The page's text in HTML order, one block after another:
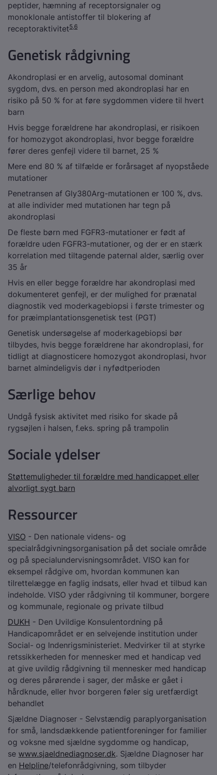
peptider, hæmning af receptorsignaler og
monoklonale antistoffer til blokering af
receptoraktivitet5,6
Genetisk rådgivning
Akondroplasi er en arvelig, autosomal dominant
sygdom, dvs. en person med akondroplasi har en
risiko på 50 % for at føre sygdommen videre til hvert
barn
Hvis begge forældrene har akondroplasi, er risikoen
for homozygot akondroplasi, hvor begge forældre
fører deres genfejl videre til barnet, 25 %
Mere end 80 % af tilfælde er forårsaget af nyopståede
mutationer
Penetransen af Gly380Arg-mutationen er 100 %, dvs.
at alle individer med mutationen har tegn på
akondroplasi
De fleste børn med FGFR3-mutationer er født af
forældre uden FGFR3-mutationer, og der er en stærk
korrelation med tiltagende paternal alder, særlig over
35 år
Hvis en eller begge forældre har akondroplasi med
dokumenteret genfejl, er der mulighed for prænatal
diagnostik ved moderkagebiopsi i første trimester og
for præimplantationsgenetisk test (PGT)
Genetisk undersøgelse af moderkagebiopsi bør
tilbydes, hvis begge forældrene har akondroplasi, for
tidligt at diagnosticere homozygot akondroplasi, hvor
barnet almindeligvis dør i nyfødtperioden
Særlige behov
Undgå fysisk aktivitet med risiko for skade på
rygsøjlen i halsen, f.eks. spring på trampolin
Sociale ydelser
Støttemuligheder til forældre med handicappet eller
alvorligt sygt barn
Ressourcer
VISO - Den nationale videns- og
specialrådgivningsorganisation på det sociale område
og på specialundervisningsområdet. VISO kan for
eksempel rådgive om, hvordan kommunen kan
tilrettelægge en faglig indsats, eller hvad et tilbud kan
indeholde. VISO yder rådgivning til kommuner, borgere
og kommunale, regionale og private tilbud
DUKH - Den Uvildige Konsulentordning på
Handicapområdet er en selvejende institution under
Social- og Indenrigsministeriet. Medvirker til at styrke
retssikkerheden for mennesker med et handicap ved
at give uvildig rådgivning til mennesker med handicap
og deres pårørende i sager, der måske er gået i
hårdknude, eller hvor borgeren føler sig uretfærdigt
behandlet
Sjældne Diagnoser - Selvstændig paraplyorganisation
for små, landsdækkende patientforeninger for familier
og voksne med sjældne sygdomme og handicap,
se www.sjaeldnediagnoser.dk. Sjældne Diagnoser har
en Helpline/telefonrådgivning, som tilbyder